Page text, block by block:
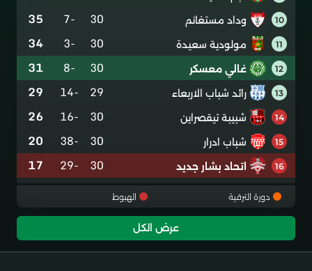
10 وداد مستغانم 30
-7
35
11 مولودية سعيدة 30
-3
34
12 غالي معسكر 30
-8
31
13 رائد شباب الاربعاء 29
-14
29
14 شبيبة تيقصراين 30
-16
26
15 شباب ادرار 30
-38
20
16 اتحاد بشار جديد 30
-29
17
دورة الترقية الهبوط
عرض الكل